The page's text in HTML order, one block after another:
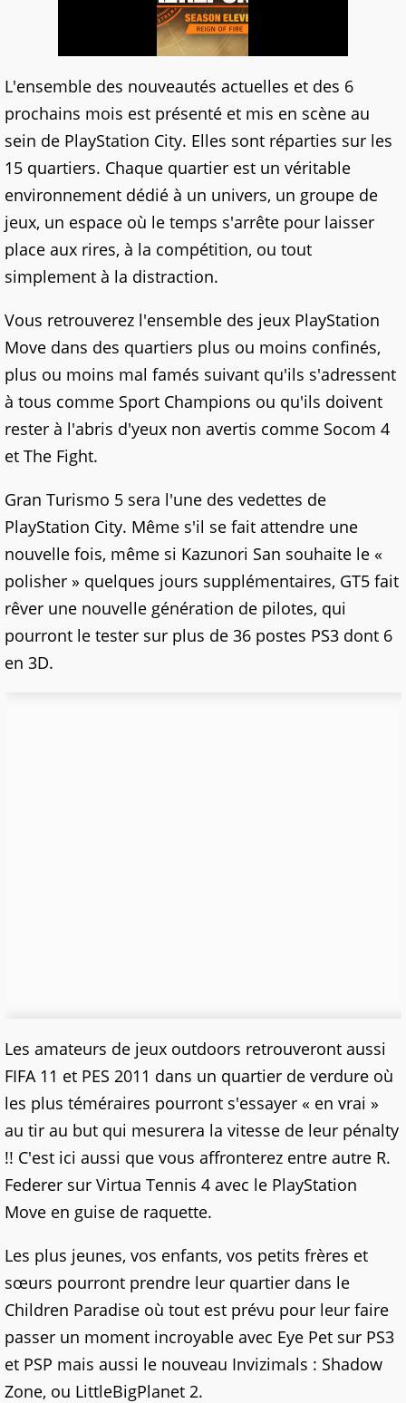
L'ensemble des nouveautés actuelles et des 6
prochains mois est présenté et mis en scène au
sein de PlayStation City. Elles sont réparties sur les
15 quartiers. Chaque quartier est un véritable
environnement dédié à un univers, un groupe de
jeux, un espace où le temps s'arrête pour laisser
place aux rires, à la compétition, ou tout
simplement à la distraction.
Vous retrouverez l'ensemble des jeux PlayStation
Move dans des quartiers plus ou moins confinés,
plus ou moins mal famés suivant qu'ils s'adressent
à tous comme Sport Champions ou qu'ils doivent
rester à l'abris d'yeux non avertis comme Socom 4
et The Fight.
Gran Turismo 5 sera l'une des vedettes de
PlayStation City. Même s'il se fait attendre une
nouvelle fois, même si Kazunori San souhaite le «
polisher » quelques jours supplémentaires, GT5 fait
rêver une nouvelle génération de pilotes, qui
pourront le tester sur plus de 36 postes PS3 dont 6
en 3D.
Les amateurs de jeux outdoors retrouveront aussi
FIFA 11 et PES 2011 dans un quartier de verdure où
les plus téméraires pourront s'essayer « en vrai »
au tir au but qui mesurera la vitesse de leur pénalty
!! C'est ici aussi que vous affronterez entre autre R.
Federer sur Virtua Tennis 4 avec le PlayStation
Move en guise de raquette.
Les plus jeunes, vos enfants, vos petits frères et
sœurs pourront prendre leur quartier dans le
Children Paradise où tout est prévu pour leur faire
passer un moment incroyable avec Eye Pet sur PS3
et PSP mais aussi le nouveau Invizimals : Shadow
Zone, ou LittleBigPlanet 2.